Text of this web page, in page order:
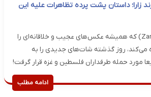
زارا؛ داستان پشت پرده تظاهرات علیه این
برند اسپانیایی «زارا» (Zara) که همیشه عکس‌های عجیب و خلاقانه‌ای را
می‌کند، روز گذشته شات‌های جدیدی را به
مورد حمله طرفداران فلسطین و غزه قرار گرفت!
ادامه مطلب